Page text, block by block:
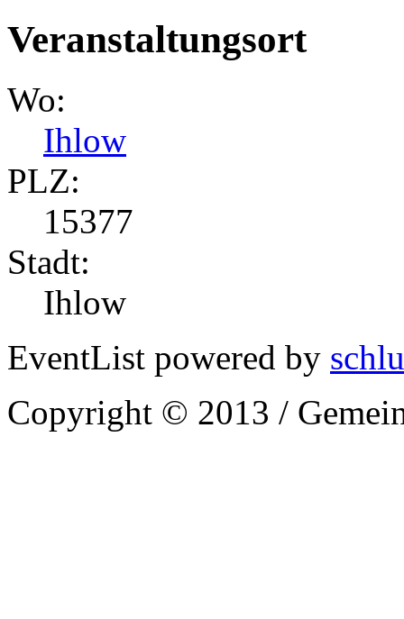
Veranstaltungsort
Wo:
Ihlow
PLZ:
15377
Stadt:
Ihlow
EventList powered by
Copyright © 2013 /